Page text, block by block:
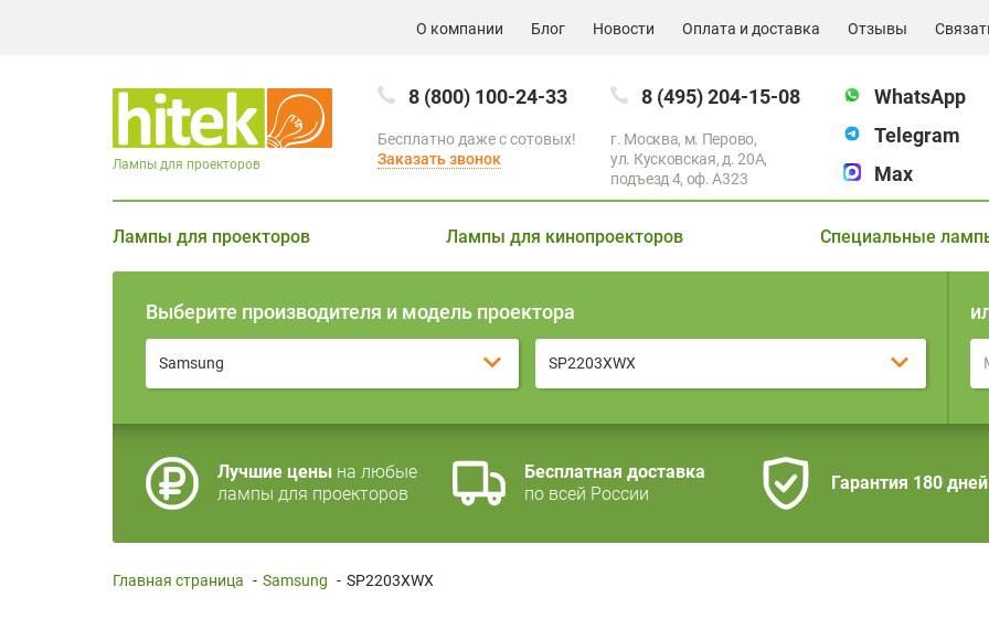
О компании Блог Новости Оплата и доставка Отзывы
8 (800) 100-24-33
Бесплатно даже с сотовых!
Заказать звонок
8 (495) 204-15-08
г. Москва, м. Перово,
ул. Кусковская, д. 20А,
подъезд 4, оф. A323
WhatsApp
Telegram
Max
Лампы для проекторов
Лампы для проекторов Лампы для кинопроекторов Специальные
Выберите производителя и модель проектора
Samsung SP2203XWX
Лучшие цены на любые
лампы для проекторов
Бесплатная доставка
по всей России
Гарантия 180 дней
Главная страница - Samsung - SP2203XWX